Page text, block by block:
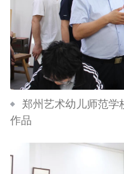
郑州艺术幼儿师范学
作品